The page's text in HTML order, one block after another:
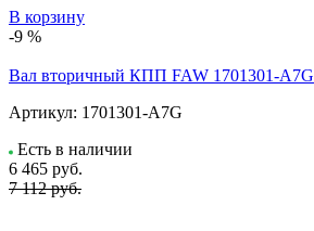
В корзину
-9 %
Вал вторичный КПП FAW 1701301-A7G
Артикул: 1701301-A7G
Есть в наличии
6 465 руб.
7 112 руб.